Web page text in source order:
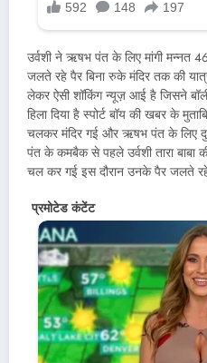
उर्वशी ने ऋषभ पंत के लिए मांगी मन्नत
जलते रहे पैर बिना रुके मंदिर तक की
लेकर ऐसी शॉकिंग न्यूज़ आई है जिसने
हिला दिया है स्पोर्ट बॉय की खबर के
चलकर मंदिर गई और ऋषभ पंत के लिए
पंत के कमबैक से पहले उर्वशी तारा बाबा
चल कर गई इस दौरान उनके पैर जलते